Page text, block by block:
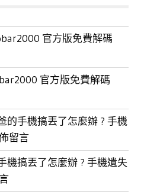
官方版免費解碼
官方版免費解碼
的手機搞丟了怎麼辦 ? 手機
留言
機搞丟了怎麼辦 ? 手機遺失